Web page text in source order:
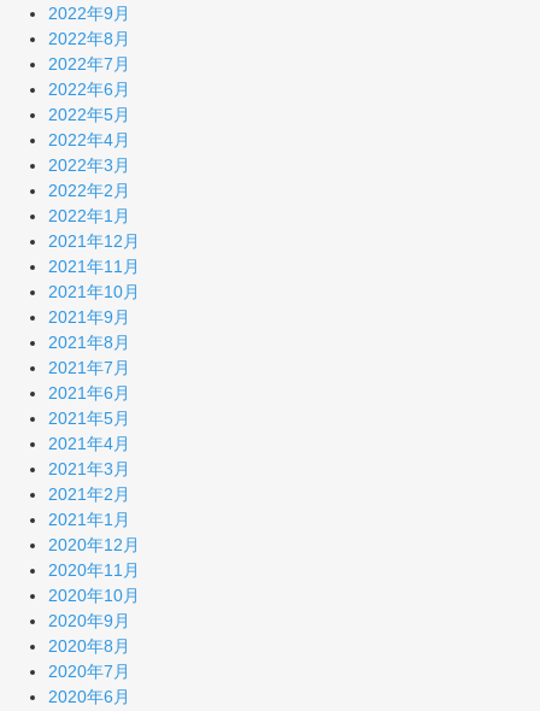
2022年9月
2022年8月
2022年7月
2022年6月
2022年5月
2022年4月
2022年3月
2022年2月
2022年1月
2021年12月
2021年11月
2021年10月
2021年9月
2021年8月
2021年7月
2021年6月
2021年5月
2021年4月
2021年3月
2021年2月
2021年1月
2020年12月
2020年11月
2020年10月
2020年9月
2020年8月
2020年7月
2020年6月